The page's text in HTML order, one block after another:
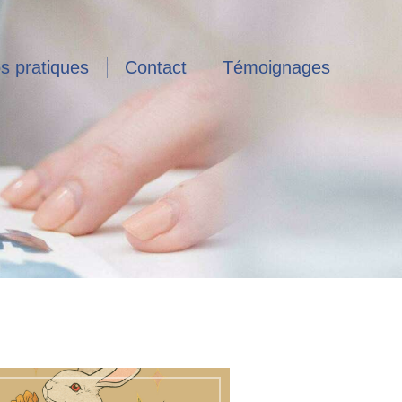
pratiques Contact Témoignages